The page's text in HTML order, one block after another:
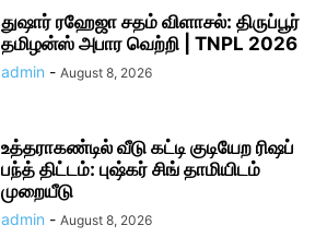
துஷார் ரஹேஜா சதம் விளாசல்: திருப்பூர்
தமிழன்ஸ் அபார வெற்றி | TNPL 2026
admin - August 8, 2026
உத்தராகண்டில் வீடு கட்டி குடியேற ரிஷப்
பந்த் திட்டம்: புஷ்கர் சிங் தாமியிடம்
முறையீடு
admin - August 8, 2026